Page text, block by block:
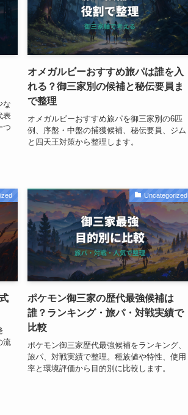
な
表
つ
オメガルビーおすすめ旅パは誰を入
れる？御三家別の候補と秘伝要員ま
で整理
オメガルビーおすすめ旅パを御三家別の6匹
例、序盤・中盤の捕獲候補、秘伝要員、ジム
と四天王対策から整理します。
流
Uncategorized
ポケモン御三家の歴代最強候補は
誰？ランキング・旅パ・対戦実績で
比較
ポケモン御三家歴代最強候補をランキング、
旅パ、対戦実績で整理。種族値や特性、使用
率と環境評価から目的別に比較します。